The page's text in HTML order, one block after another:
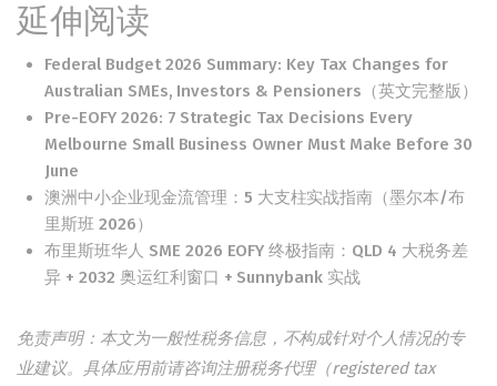
延伸阅读
Federal Budget 2026 Summary: Key Tax Changes for
Australian SMEs, Investors & Pensioners （英文完整版）
Pre-EOFY 2026: 7 Strategic Tax Decisions Every
Melbourne Small Business Owner Must Make Before 30
June
澳洲中小企业现金流管理：5 大支柱实战指南（墨尔本/布
里斯班 2026）
布里斯班华人 SME 2026 EOFY 终极指南：QLD 4 大税务差
异 + 2032 奥运红利窗口 + Sunnybank 实战
免责声明：本文为一般性税务信息，不构成针对个人情况的专
业建议。具体应用前请咨询注册税务代理（registered tax